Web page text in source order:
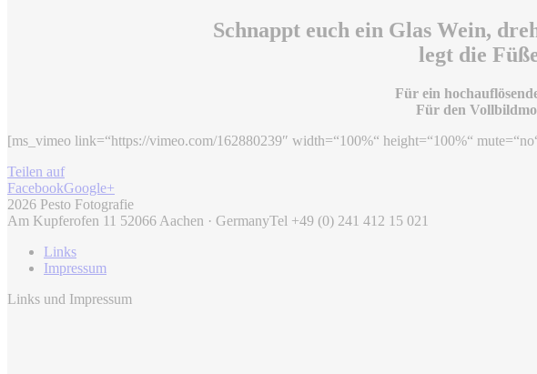
Schnappt euch ein Glas Wein,
legt die
Für ein
Für den
[ms_vimeo link=“https://vimeo.com/162880239″ width=“100%“ height=“100%“
Teilen auf
FacebookGoogle+
2026 Pesto Fotografie
Am Kupferofen 11 52066 Aachen · GermanyTel +49 (0) 241 412 15 021
Links
Impressum
Links und Impressum